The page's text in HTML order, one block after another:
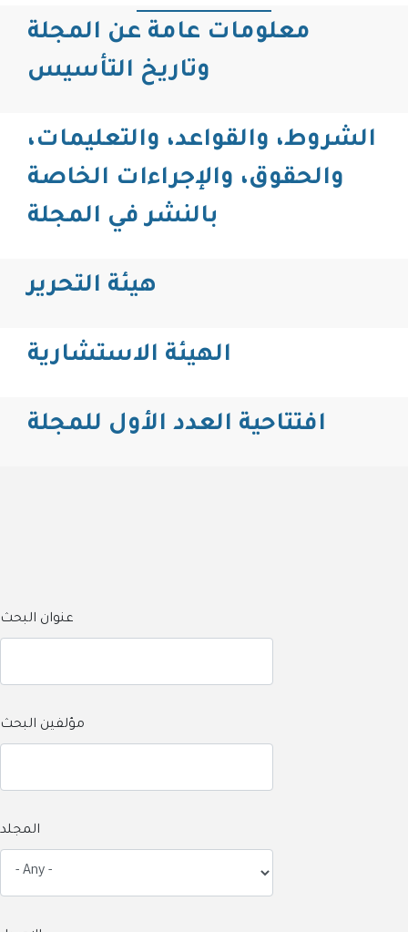
معلومات عامة عن المجلة
وتاريخ التأسيس
الشروط، والقواعد، والتعليمات،
والحقوق، والإجراءات الخاصة
بالنشر في المجلة
هيئة التحرير
الهيئة الاستشارية
افتتاحية العدد الأول للمجلة
عنوان البحث
مؤلفين البحث
المجلد